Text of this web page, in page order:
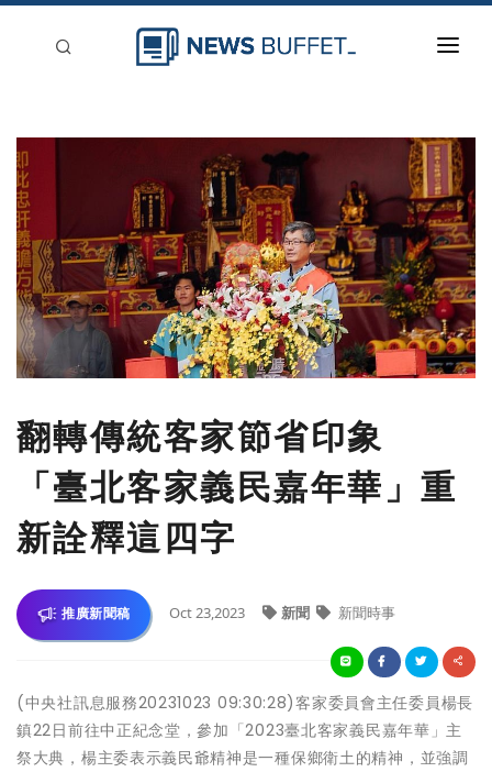
刊登
翻轉傳統客家節省印象
「臺北客家義民嘉年華」重
新詮釋這四字
推廣新聞稿 Oct 23,2023 新聞 新聞時事
(中央社訊息服務20231023 09:30:28)客家委員會主任委員楊長
鎮22日前往中正紀念堂，參加「2023臺北客家義民嘉年華」主
祭大典，楊主委表示義民爺精神是一種保鄉衛土的精神，並強調